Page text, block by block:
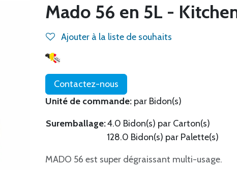
Mado 56 en 5L -
Ajouter à la liste de souhaits
Contactez-nous
Unité de commande: par Bidon(s)
Suremballage:4.0 Bidon(s) par Carton(s)
128.0 Bidon(s) par Palette(s)
MADO 56 est super dégraissant multi-usage.